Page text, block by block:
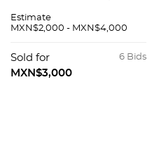
SOCIOLOGÍA,
Zygmunt Bauman,
En busca de la
Estimate
MXN$2,000 - MXN$4,000
6 Bids
Sold for
MXN$3,000